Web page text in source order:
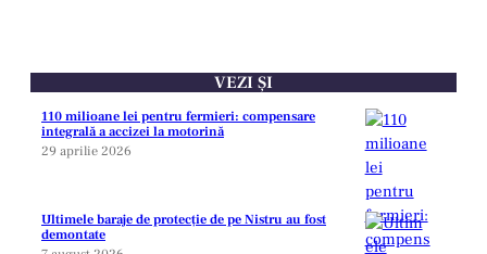
VEZI ȘI
110 milioane lei pentru fermieri: compensare
integrală a accizei la motorină
29 aprilie 2026
Ultimele baraje de protecție de pe Nistru au fost
demontate